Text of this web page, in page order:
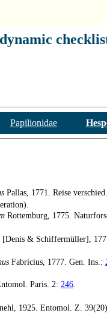
Papilionidae
Pallas, 1771. Reise
Rottemburg, 1775.
[Denis & Schiffermüller],
Fabricius, 1777. Gen. Ins.:
Paris. 2: 246.
1925. Entomol. Z.